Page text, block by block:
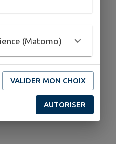
un engagement de
donnée afin de
qui nous
sur des périodes
(Matomo)
VALIDER MON CHOIX
AUTORISER